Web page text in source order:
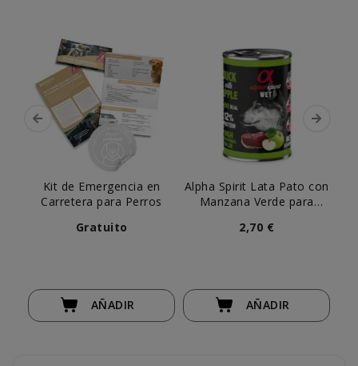
Kit de Emergencia en
Carretera para Perros
Gratuito
AÑADIR
Alpha Spirit Lata Pato con
Manzana Verde para
2,70 €
AÑADIR